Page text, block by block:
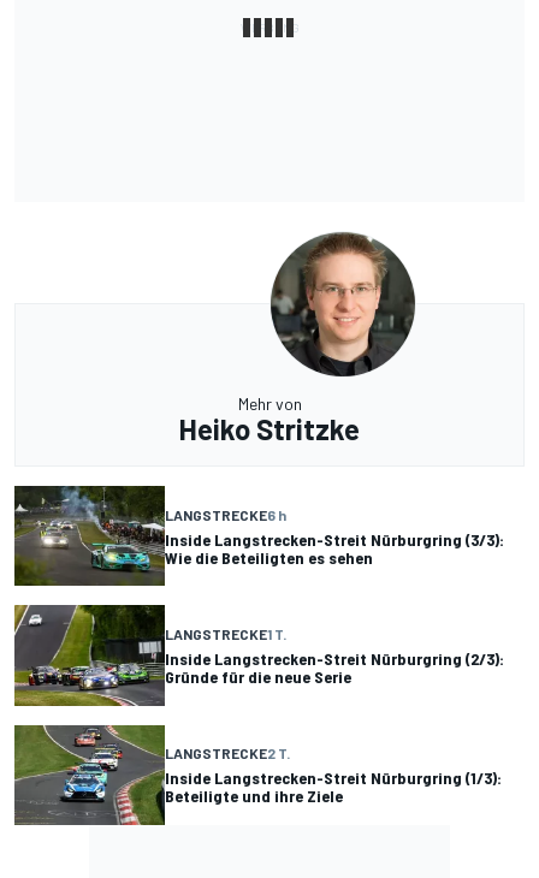
Mehr von
Heiko Stritzke
LANGSTRECKE6 h
Inside Langstrecken-Streit Nürburgring (3/3):
Wie die Beteiligten es sehen
LANGSTRECKE1 T.
Inside Langstrecken-Streit Nürburgring (2/3):
Gründe für die neue Serie
LANGSTRECKE2 T.
Inside Langstrecken-Streit Nürburgring (1/3):
Beteiligte und ihre Ziele